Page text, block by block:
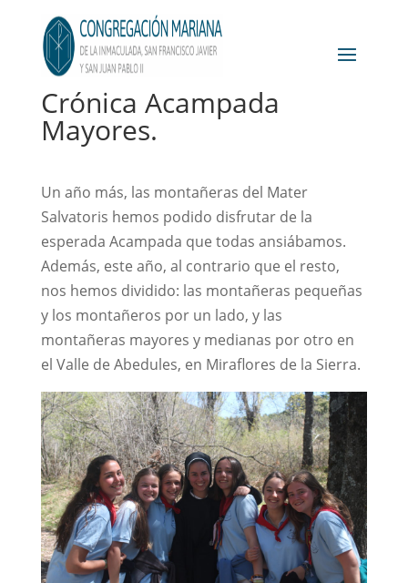
Crónica Acampada
Mayores.
Un año más, las montañeras del Mater
Salvatoris hemos podido disfrutar de la
esperada Acampada que todas ansiábamos.
Además, este año, al contrario que el resto,
nos hemos dividido: las montañeras pequeñas
y los montañeros por un lado, y las
montañeras mayores y medianas por otro en
el Valle de Abedules, en Miraflores de la Sierra.